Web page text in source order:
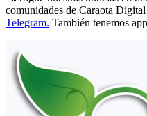
comunidades de Caraota
Telegram. También tenemos